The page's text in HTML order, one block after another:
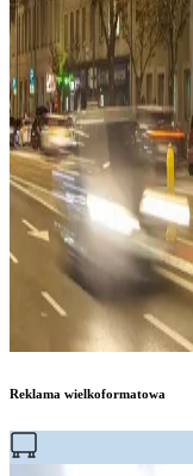
Reklama wielkoformatowa